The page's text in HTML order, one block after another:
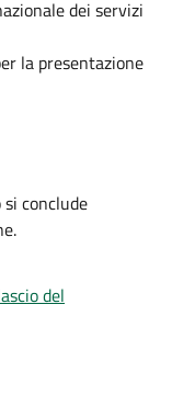
dei servizi
la presentazione
conclude
del